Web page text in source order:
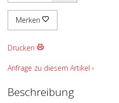
Merken
Drucken
Anfrage zu diesem Artikel ›
Beschreibung